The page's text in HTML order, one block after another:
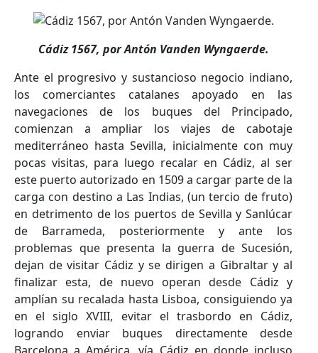
Cádiz 1567, por Antón Vanden Wyngaerde.
Ante el progresivo y sustancioso negocio indiano,
los comerciantes catalanes apoyado en las
navegaciones de los buques del Principado,
comienzan a ampliar los viajes de cabotaje
mediterráneo hasta Sevilla, inicialmente con muy
pocas visitas, para luego recalar en Cádiz, al ser
este puerto autorizado en 1509 a cargar parte de la
carga con destino a Las Indias, (un tercio de fruto)
en detrimento de los puertos de Sevilla y Sanlúcar
de Barrameda, posteriormente y ante los
problemas que presenta la guerra de Sucesión,
dejan de visitar Cádiz y se dirigen a Gibraltar y al
finalizar esta, de nuevo operan desde Cádiz y
amplían su recalada hasta Lisboa, consiguiendo ya
en el siglo XVIII, evitar el trasbordo en Cádiz,
logrando enviar buques directamente desde